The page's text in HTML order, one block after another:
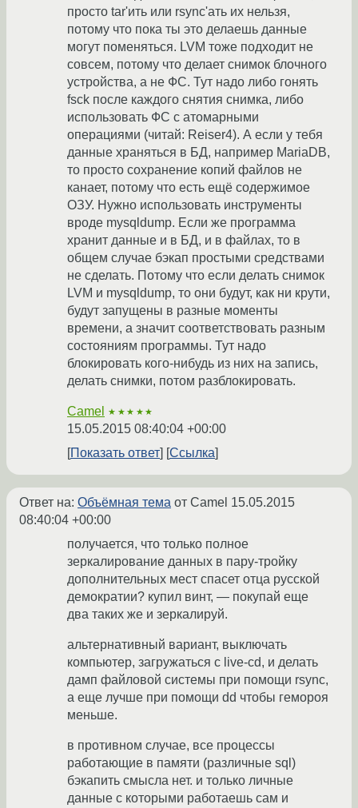
просто tar'ить или rsync'ать их нельзя,
потому что пока ты это делаешь данные
могут поменяться. LVM тоже подходит не
совсем, потому что делает снимок блочного
устройства, а не ФС. Тут надо либо гонять
fsck после каждого снятия снимка, либо
использовать ФС с атомарными
операциями (читай: Reiser4). А если у тебя
данные храняться в БД, например MariaDB,
то просто сохранение копий файлов не
канает, потому что есть ещё содержимое
ОЗУ. Нужно использовать инструменты
вроде mysqldump. Если же программа
хранит данные и в БД, и в файлах, то в
общем случае бэкап простыми средствами
не сделать. Потому что если делать снимок
LVM и mysqldump, то они будут, как ни крути,
будут запущены в разные моменты
времени, а значит соответствовать разным
состояниям программы. Тут надо
блокировать кого-нибудь из них на запись,
делать снимки, потом разблокировать.
Camel ★★★★★
15.05.2015 08:40:04 +00:00
Показать ответ
Ссылка
Ответ на: Объёмная тема от Camel 15.05.2015
08:40:04 +00:00
получается, что только полное
зеркалирование данных в пару-тройку
дополнительных мест спасет отца русской
демократии? купил винт, — покупай еще
два таких же и зеркалируй.
альтернативный вариант, выключать
компьютер, загружаться с live-cd, и делать
дамп файловой системы при помощи rsync,
а еще лучше при помощи dd чтобы гемороя
меньше.
в противном случае, все процессы
работающие в памяти (различные sql)
бэкапить смысла нет. и только личные
данные с которыми работаешь сам и